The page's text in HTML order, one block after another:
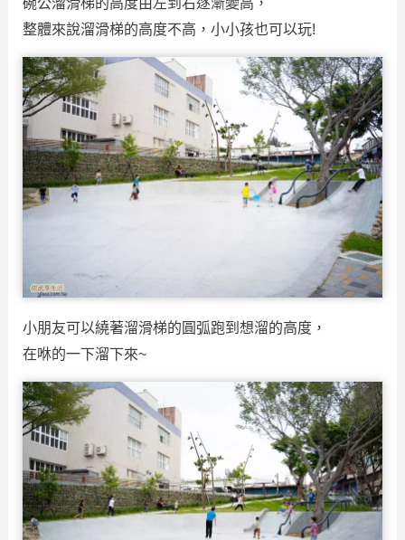
碗公溜滑梯的高度由左到右逐漸變高，
整體來說溜滑梯的高度不高，小小孩也可以玩!
小朋友可以繞著溜滑梯的圓弧跑到想溜的高度，
在咻的一下溜下來~